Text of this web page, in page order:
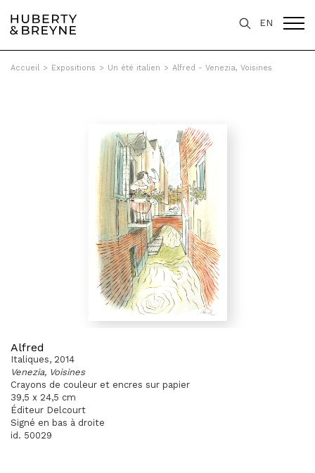
EN
Accueil > Expositions > Un été italien > Alfred - Venezia, Voisines
Alfred
Italiques, 2014
Venezia, Voisines
Crayons de couleur et encres sur papier
39,5 x 24,5 cm
Éditeur Delcourt
Signé en bas à droite
id. 50029